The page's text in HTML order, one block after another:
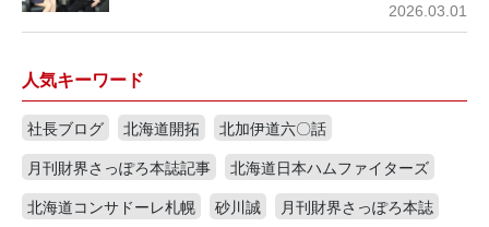
2026.03.01
人気キーワード
社長ブログ 北海道開拓
北加伊道六〇話
月刊財界さっぽろ本誌記事
北海道日本ハムファイターズ
北海道コンサドーレ札幌
砂川誠
月刊財界さっぽろ本誌